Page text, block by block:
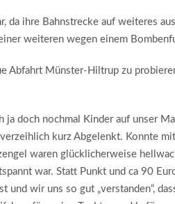
da ihre Bahnstrecke auf weiteres
weiteren wegen einem
Abfahrt Münster-Hiltrup zu
doch nochmal Kinder auf unser
kurz Abgelenkt. Konnte
waren glücklicherweise
war. Statt Punkt und ca 90
und wir uns so gut „verstanden“,